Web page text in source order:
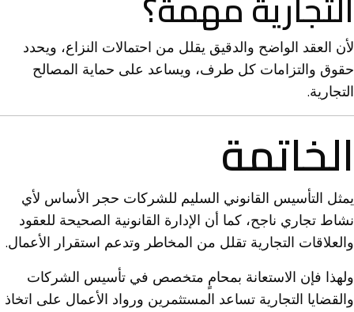
لأن العقد الواضح والدقيق يقلل من احتمالات النزاع، ويحدد
حقوق والتزامات كل طرف، ويساعد على حماية المصالح
التجارية.
الخاتمة
يمثل التأسيس القانوني السليم للشركات حجر الأساس لأي
نشاط تجاري ناجح، كما أن الإدارة القانونية الصحيحة للعقود
والعلاقات التجارية تقلل من المخاطر وتدعم استقرار الأعمال.
ولهذا فإن الاستعانة بمحامٍ متخصص في تأسيس الشركات
والقضايا التجارية تساعد المستثمرين ورواد الأعمال على اتخاذ